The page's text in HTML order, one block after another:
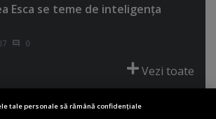
Esca se teme de inteligenţa
0
Vezi toate
tale personale să rămână confidențiale